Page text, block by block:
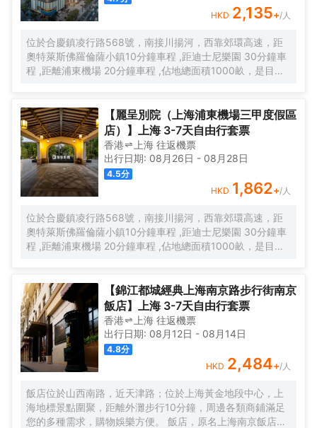
HKD 2,135+/人
位於合慶鎮凌行路568號，南接川揚河，西靠郊環高速，距
奧特萊斯佛羅倫薩小鎮10分鐘車程 ,距迪士尼樂園 30分鐘車
程 ,距離浦東機場 20分鐘車程 ,佔地總面積1000畝，是目前
培訓於一體的綜合度假景區。 酒店整體以蘇式園林為主調，
精緻、古樸的四合院酒店 古色古香、花草蘢葱、鳥語花香 配
以現代化的設施以及標準化、人性化的服務。
【麗呈別院（上海浦東機場三甲度假區
店）】上海 3-7天自由行套票
香港 上海 往返機票
出行日期: 08月26日 - 08月28日
4.5分
HKD 1,862+/人
位於合慶鎮凌行路568號，南接川揚河，西靠郊環高速，距
奧特萊斯佛羅倫薩小鎮10分鐘車程 ,距迪士尼樂園 30分鐘車
程 ,距離浦東機場 20分鐘車程 ,佔地總面積1000畝，是目前
培訓於一體的綜合度假景區。 酒店整體以蘇式園林為主調，
精緻、古樸的四合院酒店 古色古香、花草蘢葱、鳥語花香 配
以現代化的設施以及標準化、人性化的服務。
【錦江都城經典上海南京路步行街南京
飯店】上海 3-7天自由行套票
香港 上海 往返機票
出行日期: 08月12日 - 08月14日
4.8分
HKD 2,484+/人
飯店位於山西南路，近天津路；位於上海黃金地段中心，上
海地標景點圍聚，距離外灘步行10分鐘，周邊各類商鋪滿足
您的多種需求，購物娛樂方便。 飯店，原名上海南京飯店。